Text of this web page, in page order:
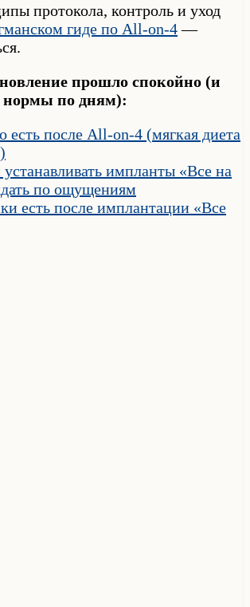
протокола, контроль и уход
гиде по All-on-4—
прошло спокойно (и
по дням):
есть после All-on-4 (мягкая диета
импланты «Все на
по ощущениям
есть после имплантации «Все